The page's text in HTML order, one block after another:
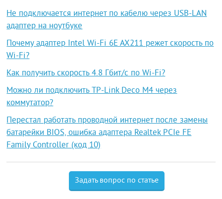
Не подключается интернет по кабелю через USB-LAN
адаптер на ноутбуке
Почему адаптер Intel Wi-Fi 6E AX211 режет скорость по
Wi-Fi?
Как получить скорость 4.8 Гбит/с по Wi-Fi?
Можно ли подключить TP-Link Deco M4 через
коммутатор?
Перестал работать проводной интернет после замены
батарейки BIOS, ошибка адаптера Realtek PCIe FE
Family Controller (код 10)
Задать вопрос по статье